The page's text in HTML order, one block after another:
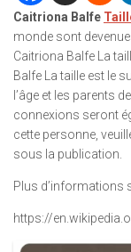
Caitriona Balfe
monde sont
Caitriona Balfe La
Balfe La taille est le
l’âge et les parents
connexions seront
cette personne,
sous la publication.
Plus d’informations
https://